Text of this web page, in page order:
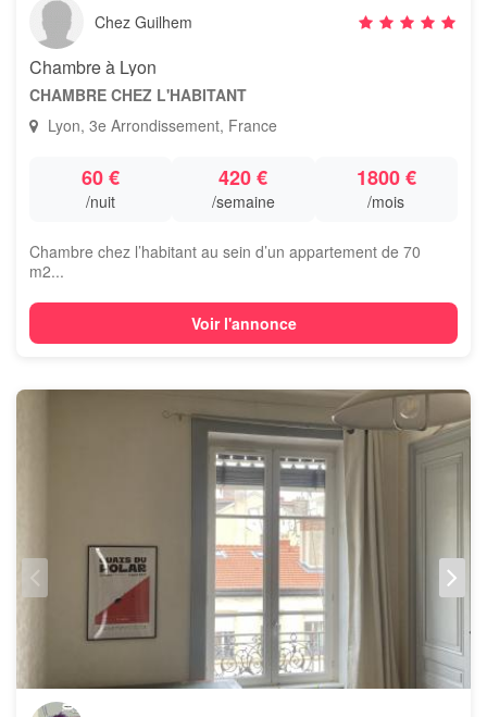
Chez Guilhem
Chambre à Lyon
CHAMBRE CHEZ L'HABITANT
Lyon, 3e Arrondissement, France
60 €
/nuit
420 €
/semaine
1800 €
/mois
Chambre chez l’habitant au sein d’un appartement de 70
m2...
Voir l'annonce